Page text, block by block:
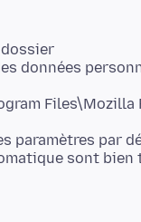
données
Files\Mozilla
paramètres par
sont bien